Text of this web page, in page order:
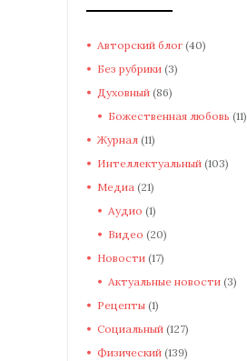
Авторский блог (40)
Без рубрики (3)
Духовный (86)
Божественная любовь (11)
Журнал (11)
Интеллектуальный (103)
Медиа (21)
Аудио (1)
Видео (20)
Новости (17)
Актуальные новости (3)
Рецепты (1)
Социальный (127)
Физический (139)